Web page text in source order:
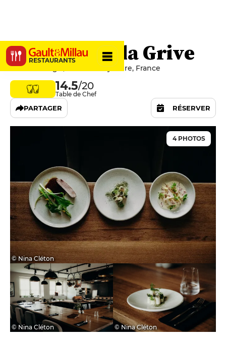
RESTAURANTS
Auberge de la Grive
5 Rue du Logis, 02300 Trosly-Loire, France
14.5/20
Table de Chef
PARTAGER RÉSERVER
© Nina Cléton
© Nina Cléton © Nina Cléton
4 PHOTOS